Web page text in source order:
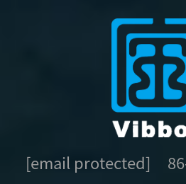
[email protected]